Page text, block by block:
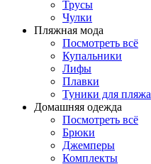
Трусы
Чулки
Пляжная мода
Посмотреть всё
Купальники
Лифы
Плавки
Туники для пляжа
Домашняя одежда
Посмотреть всё
Брюки
Джемперы
Комплекты